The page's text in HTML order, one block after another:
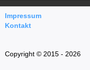
Impressum
Kontakt
Copyright © 2015 - 2026